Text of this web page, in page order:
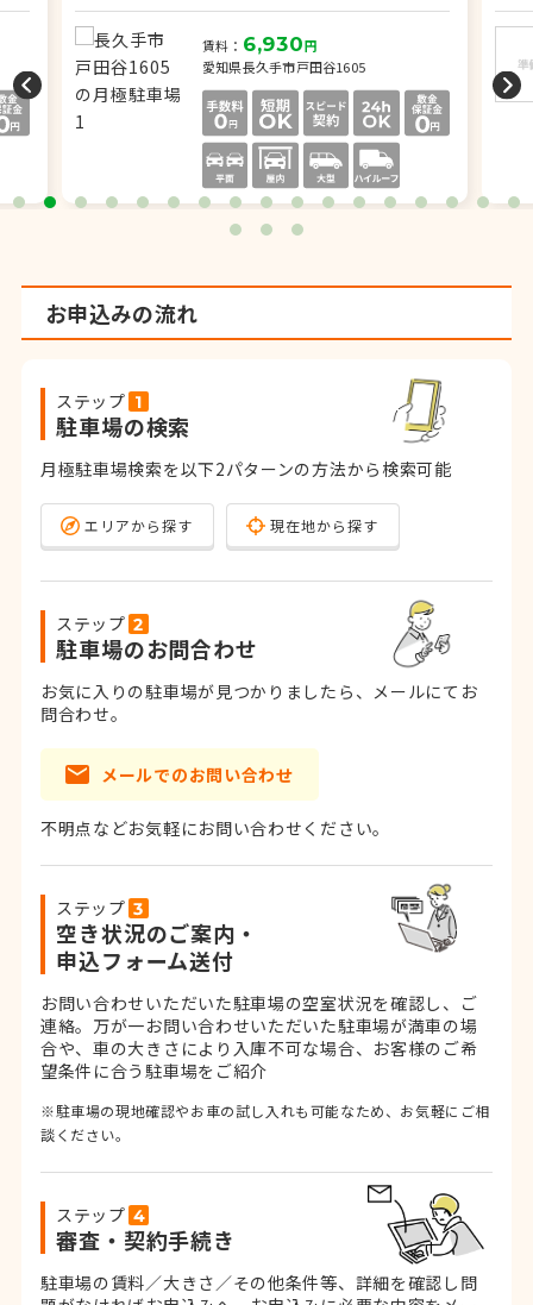
賃料： 6,930円
愛知県長久手市戸田谷1605
お申込みの流れ
ステップ
駐車場の検索
月極駐車場検索を以下2パターンの方法から検索可能
エリアから探す 現在地から探す
ステップ
駐車場のお問合わせ
お気に入りの駐車場が見つかりましたら、メールにてお
問合わせ。
メールでのお問い合わせ
不明点などお気軽にお問い合わせください。
ステップ
空き状況のご案内・
申込フォーム送付
お問い合わせいただいた駐車場の空室状況を確認し、ご
連絡。 万が一お問い合わせいただいた駐車場が満車の場
合や、車の大きさにより入庫不可な場合、お客様のご希
望条件に合う駐車場をご紹介
※駐車場の現地確認やお車の試し入れも可能なため、お気軽にご相
談ください。
ステップ
審査・契約手続き
駐車場の賃料／大きさ／その他条件等、詳細を確認し問